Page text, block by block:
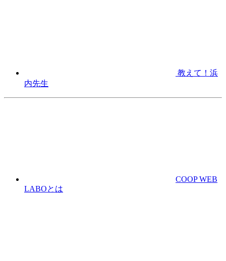
教えて！浜
内先生
COOP WEB
LABOとは